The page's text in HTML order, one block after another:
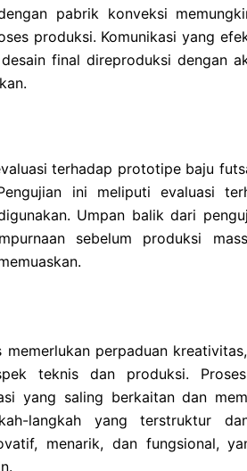
pabrik konveksi
produksi. Komunikasi yang
final direproduksi dengan
terhadap prototipe baju
ini meliputi evaluasi
Umpan balik dari
sebelum produksi
perpaduan
teknis dan produksi.
yang saling berkaitan dan
langkah yang terstruktur
menarik, dan fungsional,